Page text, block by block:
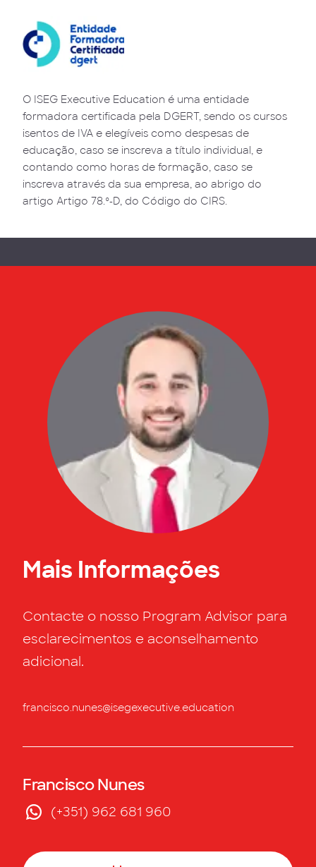
O ISEG Executive Education é uma entidade
formadora certificada pela DGERT, sendo os cursos
isentos de IVA e elegíveis como despesas de
educação, caso se inscreva a título individual, e
contando como horas de formação, caso se
inscreva através da sua empresa, ao abrigo do
artigo Artigo 78.º-D, do Código do CIRS.
Mais Informações
Contacte o nosso Program Advisor para
esclarecimentos e aconselhamento
adicional.
francisco.nunes@isegexecutive.education
Francisco Nunes
(+351) 962 681 960